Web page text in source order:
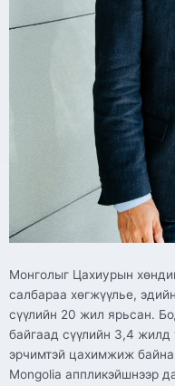
Монголыг Цахиурын
салбараа хөгжүүлье,
сүүлийн 20 жил ярьсан.
байгаад сүүлийн 3,4 жилд
эрчимтэй цахимжиж
Mongolia аппликэйшнээр